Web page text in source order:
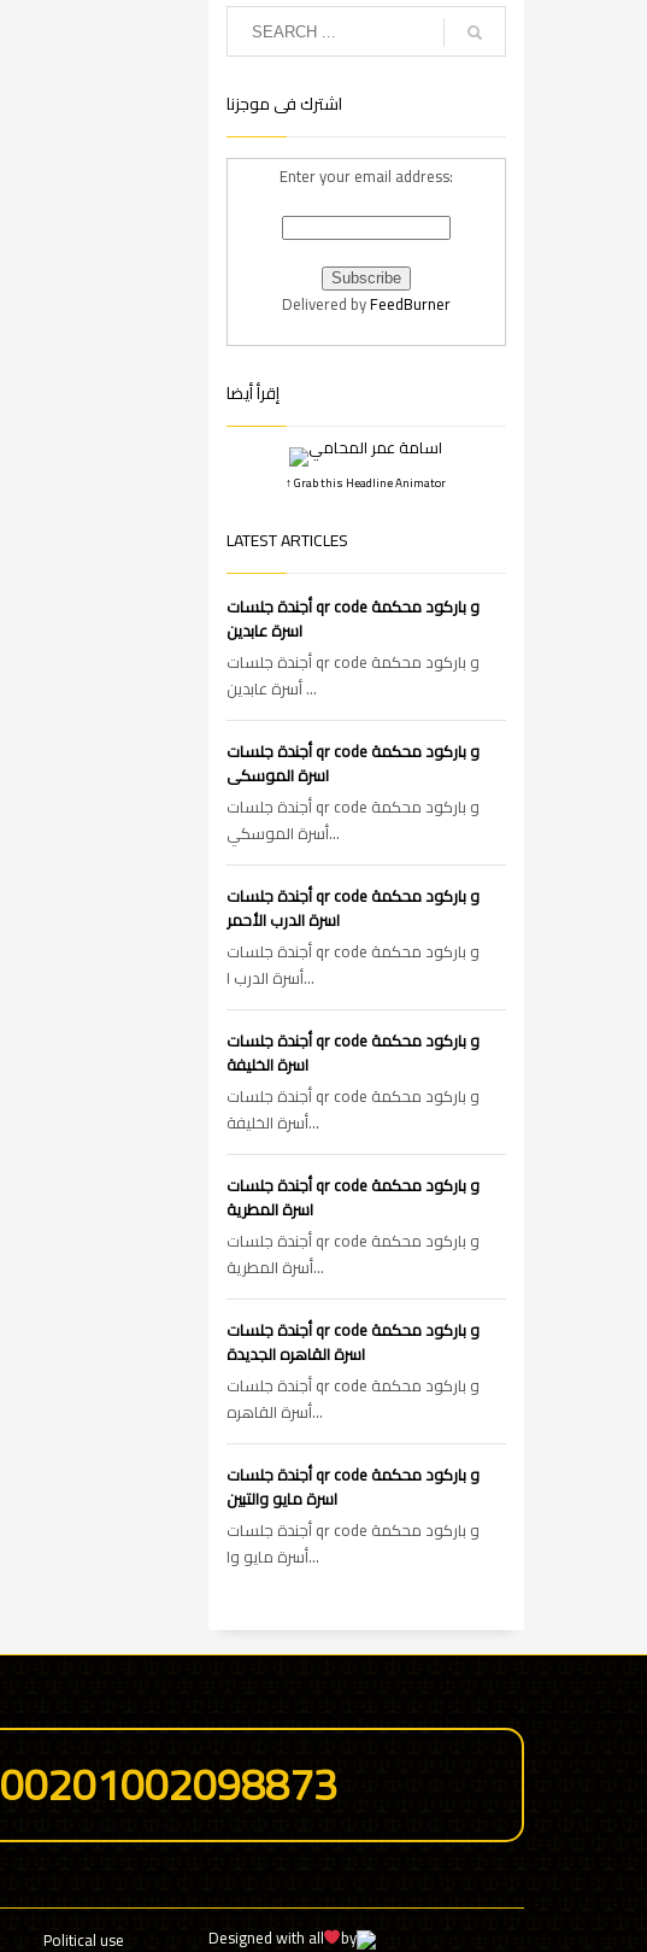
اشترك فى موجزنا
Enter your email address:
Delivered byFeedBurner
إقرأ أيضا
↑ Grab this Headline Animator
LATEST ARTICLES
أجندة جلسات qr code و باركود محكمة
اسرة عابدين
أجندة جلسات qr code و باركود محكمة
أسرة عابدين ...
أجندة جلسات qr code و باركود محكمة
اسرة الموسكى
أجندة جلسات qr code و باركود محكمة
أسرة الموسكي...
أجندة جلسات qr code و باركود محكمة
اسرة الدرب الأحمر
أجندة جلسات qr code و باركود محكمة
أسرة الدرب ا...
أجندة جلسات qr code و باركود محكمة
اسرة الخليفة
أجندة جلسات qr code و باركود محكمة
أسرة الخليفة...
أجندة جلسات qr code و باركود محكمة
اسرة المطرية
أجندة جلسات qr code و باركود محكمة
أسرة المطرية...
أجندة جلسات qr code و باركود محكمة
اسرة القاهره الجديدة
أجندة جلسات qr code و باركود محكمة
أسرة القاهره...
أجندة جلسات qr code و باركود محكمة
اسرة مايو والتبين
أجندة جلسات qr code و باركود محكمة
أسرة مايو وا...
00201002098873
Political use Designed with all by